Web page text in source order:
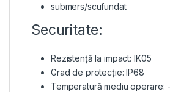
submers/scufundat
Securitate:
Rezistență la impact: IK05
Grad de protecție: IP68
Temperatură mediu operare: